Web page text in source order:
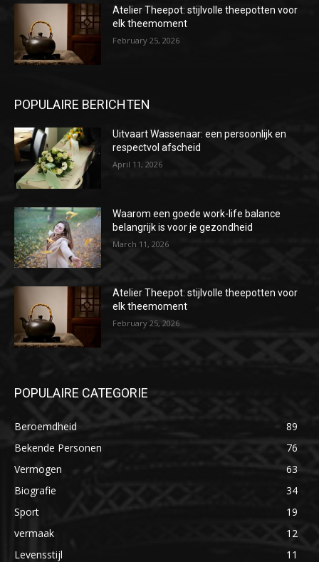
Atelier Theepot: stijlvolle theepotten voor
elk theemoment
February 25, 2026
POPULAIRE BERICHTEN
Uitvaart Wassenaar: een persoonlijk en
respectvol afscheid
April 11, 2026
Waarom een goede work-life balance
belangrijk is voor je gezondheid
March 11, 2026
Atelier Theepot: stijlvolle theepotten voor
elk theemoment
February 25, 2026
POPULAIRE CATEGORIE
Beroemdheid
89
Bekende Personen
76
Vermogen
63
Biografie
34
Sport
19
vermaak
12
Levensstijl
11